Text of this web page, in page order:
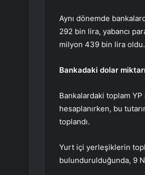
Aynı dönemde
292 bin lira, yabancı
milyon 439 bin lira oldu.
Bankadaki dolar
Bankalardaki toplam
hesaplanırken, bu
toplandı.
Yurt içi yerleşiklerin
bulundurulduğunda, 9